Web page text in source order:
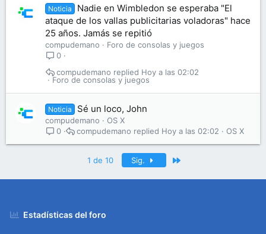
Noticia
Nadie en Wimbledon se esperaba "El
ataque de los vallas publicitarias voladoras" hace
25 años. Jamás se repitió
compudemano
Foro de consolas y juegos
0
Foro de consolas y juegos
Hoy a las 02:02
compudemano
Noticia Sé un loco, John
compudemano
OS X
0
OS X
Hoy a las 02:02
compudemano
1 de 10 Sig.
Estadísticas del foro